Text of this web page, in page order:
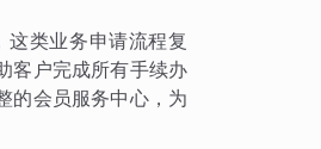
这类业务申请流程复
客户完成所有手续办
的会员服务中心，为